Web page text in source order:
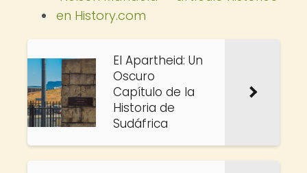
en History.com
El Apartheid: Un
Oscuro
Capítulo de la
Historia de
Sudáfrica